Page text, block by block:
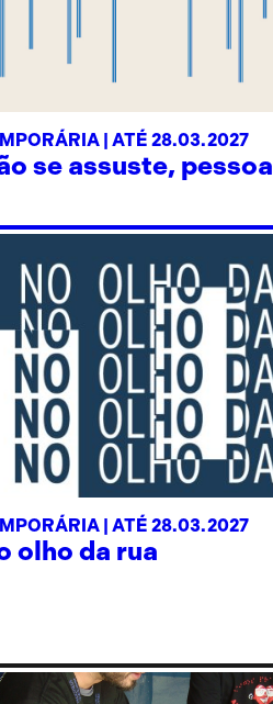
| ATÉ 28.03.2027
se assuste, pessoa
| ATÉ 28.03.2027
olho da rua